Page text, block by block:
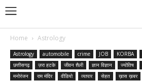
Home Astrology
Astrology automobile crime JOB KORBA
छत्तीसगढ़
ज़रा हटके जीवन शैली ज्ञान विज्ञान ज्योतिष
मनोरंजन
राम मंदिर वीडियो व्यापार सेहत ख़ास ख़बर